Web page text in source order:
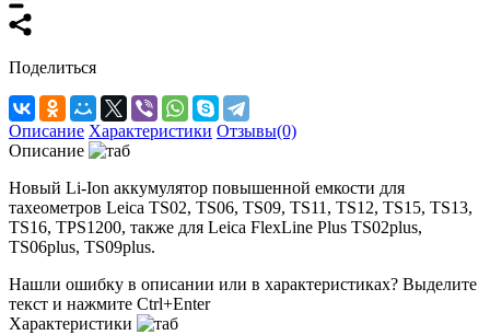
Поделиться
Описание Характеристики Отзывы(0)
Описание
Новый Li-Ion аккумулятор повышенной емкости для
тахеометров Leica TS02, TS06, TS09, TS11, TS12, TS15, TS13,
TS16, TPS1200, также для Leica FlexLine Plus TS02plus,
TS06plus, TS09plus.
Нашли ошибку в описании или в характеристиках? Выделите
текст и нажмите Ctrl+Enter
Характеристики